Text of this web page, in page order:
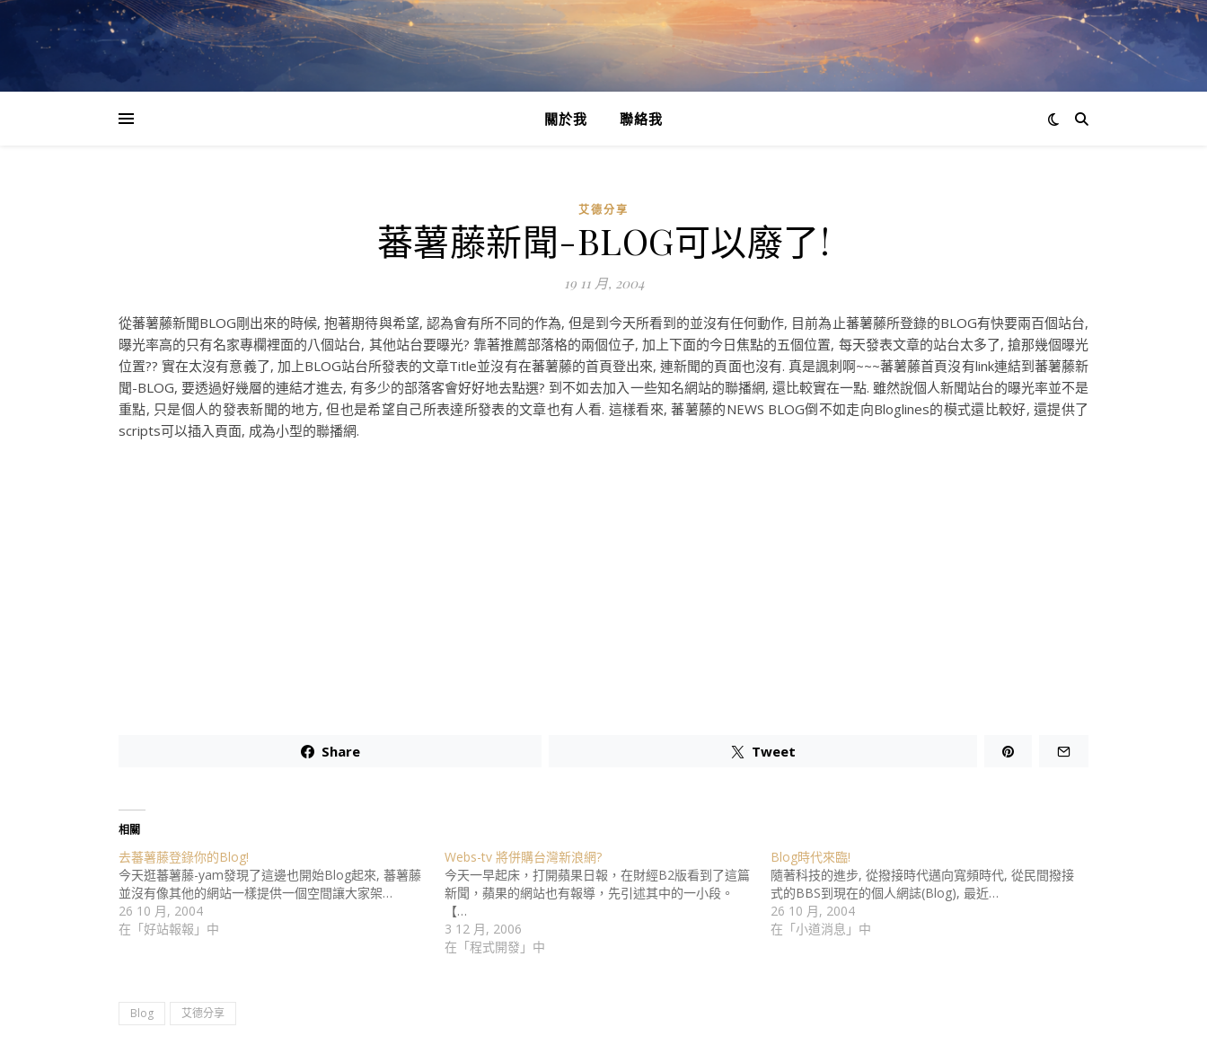
關於我 聯絡我
艾德分享
蕃薯藤新聞-BLOG可以廢了!
19 11 月, 2004
從蕃薯藤新聞BLOG剛出來的時候, 抱著期待與希望, 認為會有所不同的作為, 但是到今天所看到的並沒有任何動作, 目前為止蕃薯藤所登錄的BLOG有快要兩百個站台,
曝光率高的只有名家專欄裡面的八個站台, 其他站台要曝光? 靠著推薦部落格的兩個位子, 加上下面的今日焦點的五個位置, 每天發表文章的站台太多了, 搶那幾個曝光
位置?? 實在太沒有意義了, 加上BLOG站台所發表的文章Title並沒有在蕃薯藤的首頁登出來, 連新聞的頁面也沒有. 真是諷刺啊~~~蕃薯藤首頁沒有link連結到蕃薯藤新
聞-BLOG, 要透過好幾層的連結才進去, 有多少的部落客會好好地去點選? 到不如去加入一些知名網站的聯播網, 還比較實在一點. 雖然說個人新聞站台的曝光率並不是
重點, 只是個人的發表新聞的地方, 但也是希望自己所表達所發表的文章也有人看. 這樣看來, 蕃薯藤的NEWS BLOG倒不如走向Bloglines的模式還比較好, 還提供了
scripts可以插入頁面, 成為小型的聯播網.
Share Tweet
相關
去蕃薯藤登錄你的Blog!
今天逛蕃薯藤-yam發現了這邊也開始Blog起來, 蕃薯藤
並沒有像其他的網站一樣提供一個空間讓大家架…
26 10 月, 2004
在「好站報報」中
Webs-tv 將併購台灣新浪網?
今天一早起床，打開蘋果日報，在財經B2版看到了這篇
新聞，蘋果的網站也有報導，先引述其中的一小段。
【…
3 12 月, 2006
在「程式開發」中
Blog時代來臨!
隨著科技的進步, 從撥接時代邁向寬頻時代, 從民間撥接
式的BBS到現在的個人網誌(Blog), 最近…
26 10 月, 2004
在「小道消息」中
Blog 艾德分享